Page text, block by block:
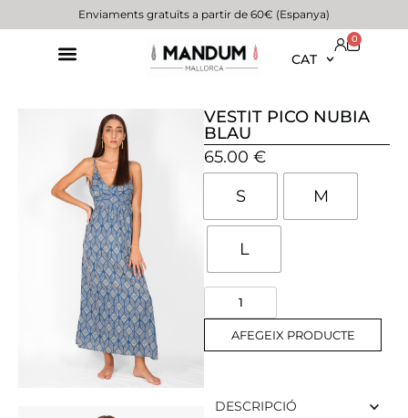
Enviaments gratuïts a partir de 60€ (Espanya)
CAT
0
VESTIT PICO NUBIA
BLAU
65.00 €
S
M
L
AFEGEIX PRODUCTE
DESCRIPCIÓ